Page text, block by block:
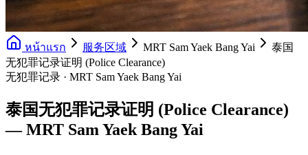
หน้าแรก 服务区域 MRT Sam Yaek Bang Yai
泰国
无犯罪记录证明 (Police Clearance)
无犯罪记录 · MRT Sam Yaek Bang Yai
泰国无犯罪记录证明 (Police Clearance)
— MRT Sam Yaek Bang Yai